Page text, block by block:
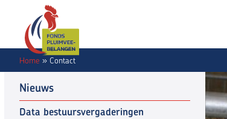
Home » Contact
Nieuws
Data bestuursvergaderingen